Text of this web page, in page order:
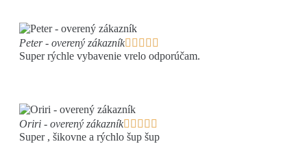
Peter - overený zákazník    
Super rýchle vybavenie vrelo odporúčam.
Oriri - overený zákazník    
Super , šikovne a rýchlo šup šup